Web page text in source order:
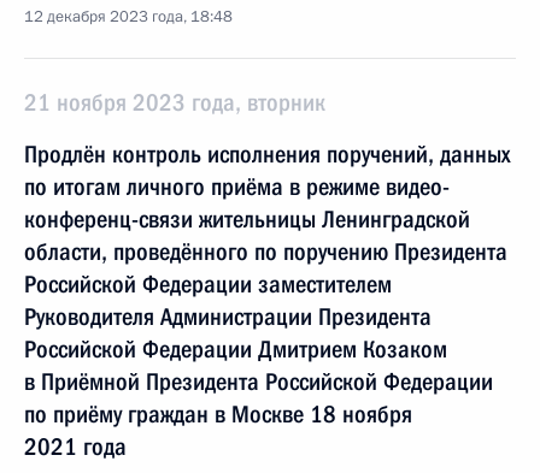
12 декабря 2023 года, 18:48
21 ноября 2023 года, вторник
Продлён контроль исполнения поручений, данных
по итогам личного приёма в режиме видео-
конференц-связи жительницы Ленинградской
области, проведённого по поручению Президента
Российской Федерации заместителем
Руководителя Администрации Президента
Российской Федерации Дмитрием Козаком
в Приёмной Президента Российской Федерации
по приёму граждан в Москве 18 ноября
2021 года